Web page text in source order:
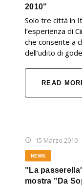
2010"
Solo tre città in
l’esperienza di
che consente a
dell’udito di
READ
15 Marzo 2010
NEWS
"La
mostra "Da